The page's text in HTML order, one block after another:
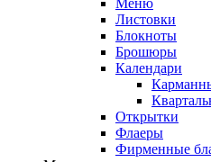
Меню
Листовки
Блокноты
Брошюры
Календари
Открытки
Флаеры
Фирменные